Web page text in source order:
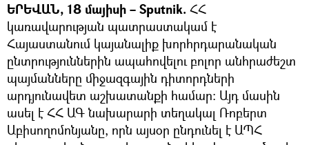
ԵՐԵՎԱՆ, 18 մայիսի – Sputnik. ՀՀ
կառավարության պատրաստակամ է
Հայաստանում կայանալիք խորհրդարանական
ընտրություններին ապահովելու բոլոր անհրաժեշտ
պայմանները միջազգային դիտորդների
արդյունավետ աշխատանքի համար: Այդ մասին
ասել է ՀՀ ԱԳ նախարարի տեղակալ Ռոբերտ
Աբիսողոմոնյանը, որն այսօր ընդունել է ԱՊՀ